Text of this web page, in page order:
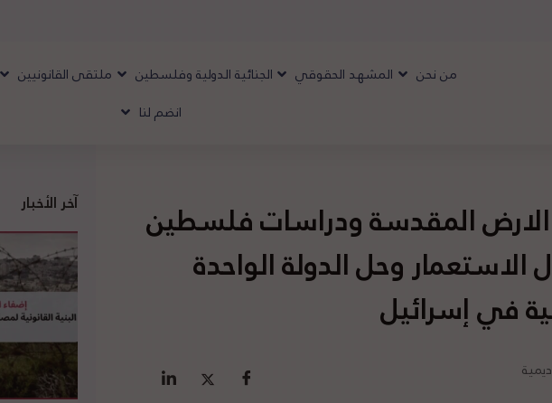
من نحن المشهد الحقوقي الجنائية الدولية وفلسطين ملتقى القانونيين
انضم لنا
المقدسة ودراسات فلسطين
وحل الدولة الواحدة
في إسرائيل
آخر الأخبار